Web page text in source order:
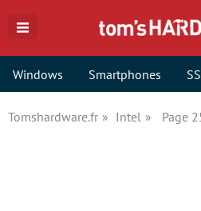
Windows Smartphones
Tomshardware.fr Intel Page